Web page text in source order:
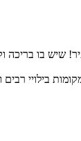
בילויי